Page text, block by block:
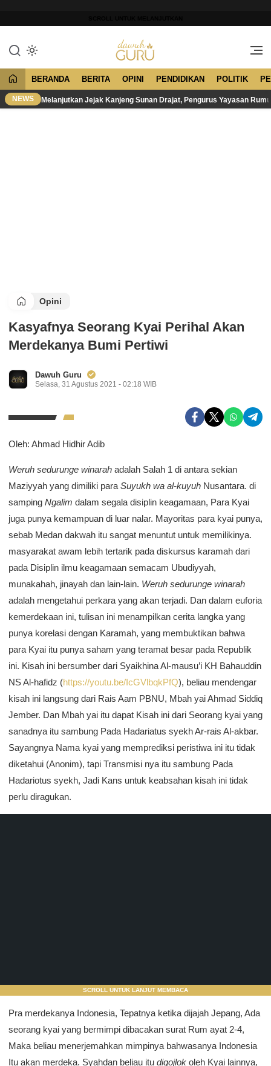
konten
Dawuh Guru
Merawat Tradisi, Membangun
BERANDA BERITA OPINI PENDIDIKAN POLITIK
NEWS Melanjutkan Jejak Kanjeng Sunan Drajat, Pengurus Yayasan
Opini
Kasyafnya Seorang Kyai Perihal Akan
Merdekanya Bumi Pertiwi
Dawuh Guru
Selasa, 31 Agustus 2021 - 02:18 WIB
Oleh: Ahmad Hidhir Adib
Weruh sedurunge winarah adalah Salah 1 di antara sekian
Maziyyah yang dimiliki para Suyukh wa al-kuyuh Nusantara. di
samping Ngalim dalam segala disiplin keagamaan, Para Kyai
juga punya kemampuan di luar nalar. Mayoritas para kyai punya,
sebab Medan dakwah itu sangat menuntut untuk memilikinya.
masyarakat awam lebih tertarik pada diskursus karamah dari
pada Disiplin ilmu keagamaan semacam Ubudiyyah,
munakahah, jinayah dan lain-lain. Weruh sedurunge winarah
adalah mengetahui perkara yang akan terjadi. Dan dalam euforia
kemerdekaan ini, tulisan ini menampilkan cerita langka yang
punya korelasi dengan Karamah, yang membuktikan bahwa
para Kyai itu punya saham yang teramat besar pada Republik
ini. Kisah ini bersumber dari Syaikhina Al-mausu’i KH Bahauddin
NS Al-hafidz (https://youtu.be/IcGVlbqkPfQ), beliau mendengar
kisah ini langsung dari Rais Aam PBNU, Mbah yai Ahmad Siddiq
Jember. Dan Mbah yai itu dapat Kisah ini dari Seorang kyai yang
sanadnya itu sambung Pada Hadariatus syekh Ar-rais Al-akbar.
Sayangnya Nama kyai yang memprediksi peristiwa ini itu tidak
diketahui (Anonim), tapi Transmisi nya itu sambung Pada
Hadariotus syekh, Jadi Kans untuk keabsahan kisah ini tidak
perlu diragukan.
SCROLL UNTUK LANJUT MEMBACA
Pra merdekanya Indonesia, Tepatnya ketika dijajah Jepang, Ada
seorang kyai yang bermimpi dibacakan surat Rum ayat 2-4,
Maka beliau menerjemahkan mimpinya bahwasanya Indonesia
Itu akan merdeka. Syahdan beliau itu digojlok oleh Kyai lainnya,